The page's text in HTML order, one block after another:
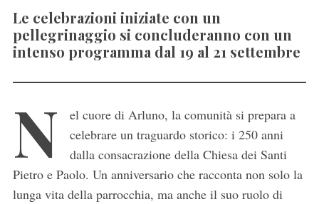
Le celebrazioni iniziate con un
pellegrinaggio si concluderanno con un
intenso programma dal 19 al 21 settembre
N
el cuore di Arluno, la comunità si prepara a
celebrare un traguardo storico: i 250 anni
dalla consacrazione della Chiesa dei Santi
Pietro e Paolo. Un anniversario che racconta non solo la
lunga vita della parrocchia, ma anche il suo ruolo di